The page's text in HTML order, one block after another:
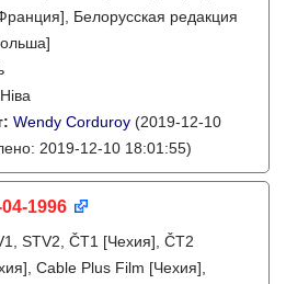
Белорусская редакция
Wendy Corduroy (2019-12-10
2019-12-10 18:01:55)
1996
STV2, ČT1 [Чехия], ČT2
Cable Plus Film [Чехия],